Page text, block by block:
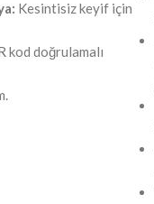
Kesintisiz keyif için
kod doğrulamalı